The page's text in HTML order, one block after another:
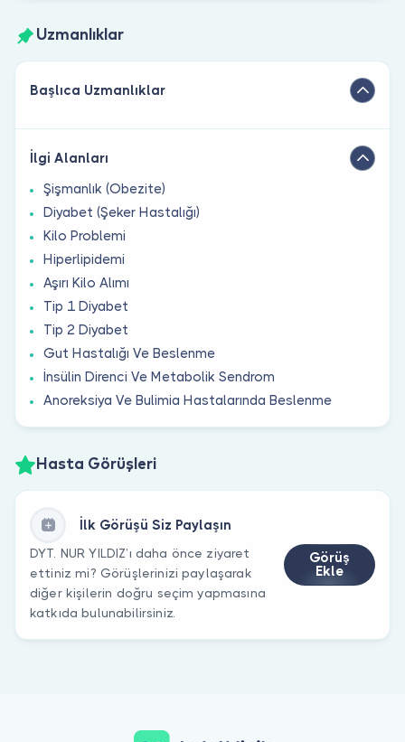
Uzmanlıklar
Başlıca Uzmanlıklar
İlgi Alanları
Şişmanlık (Obezite)
Diyabet (Şeker Hastalığı)
Kilo Problemi
Hiperlipidemi
Aşırı Kilo Alımı
Tip 1 Diyabet
Tip 2 Diyabet
Gut Hastalığı Ve Beslenme
İnsülin Direnci Ve Metabolik Sendrom
Anoreksiya Ve Bulimia Hastalarında Beslenme
Hasta Görüşleri
İlk Görüşü Siz Paylaşın
DYT. NUR YILDIZ’ı daha önce ziyaret
ettiniz mi? Görüşlerinizi paylaşarak
diğer kişilerin doğru seçim yapmasına
katkıda bulunabilirsiniz.
Görüş
Ekle